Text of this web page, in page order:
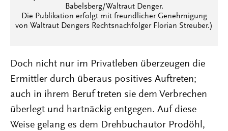
Babelsberg/Waltraut Denger.
Die Publikation erfolgt mit freundlicher Genehmigung
von Waltraut Dengers Rechtsnachfolger Florian Streuber.)
Doch nicht nur im Privatleben überzeugen die
Ermittler durch überaus positives Auftreten;
auch in ihrem Beruf treten sie dem Verbrechen
überlegt und hartnäckig entgegen. Auf diese
Weise gelang es dem Drehbuchautor Prodöhl,